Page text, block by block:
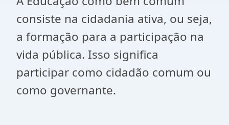
consiste na cidadania ativa, ou seja,
a formação para a participação na
vida pública. Isso significa
participar como cidadão comum ou
como governante.